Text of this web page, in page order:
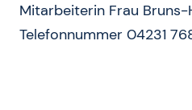
Mitarbeiterin Frau
Telefonnummer 04231